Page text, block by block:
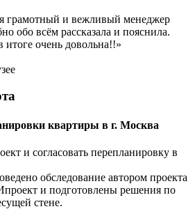
грамотный и вежливый менеджер
обо всём рассказала и пояснила.
очень довольна!!»
квартиры в г. Москва
и согласовать перепланировку в
обследование автором проекта
и подготовлены решения по
стене.